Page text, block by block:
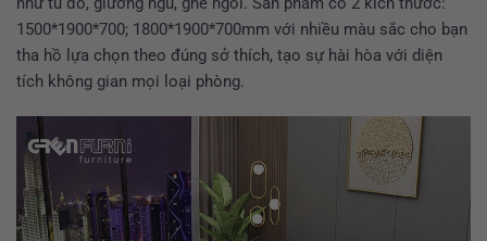
1500*1900*700; 1800*1900*700mm với nhiều màu sắc cho bạn
tha hồ lựa chọn theo đúng sở thích, tạo sự hài hòa với diện
tích không gian mọi loại phòng.